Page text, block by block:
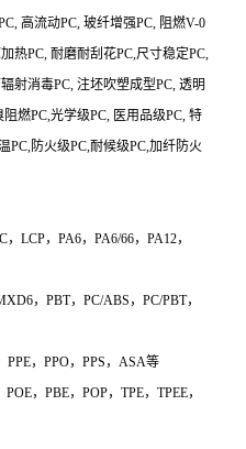
高流动PC, 玻纤增强PC, 阻燃V-0
热PC, 耐磨耐刮花PC,尺寸稳定PC,
射消毒PC, 注坯吹塑成型PC, 透明
燃PC,光学级PC, 医用品级PC, 特
PC,防火级PC,耐候级PC,加纤防火
LCP，PA6，PA6/66，PA12，
，PBT，PC/ABS，PC/PBT，
，PPO，PPS，ASA等
，PBE，POP，TPE，TPEE，